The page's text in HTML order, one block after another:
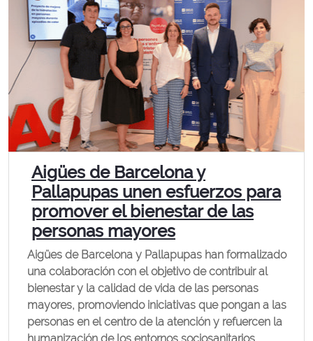
Aigües de Barcelona y
Pallapupas unen esfuerzos para
promover el bienestar de las
personas mayores
Aigües de Barcelona y Pallapupas han formalizado
una colaboración con el objetivo de contribuir al
bienestar y la calidad de vida de las personas
mayores, promoviendo iniciativas que pongan a las
personas en el centro de la atención y refuercen la